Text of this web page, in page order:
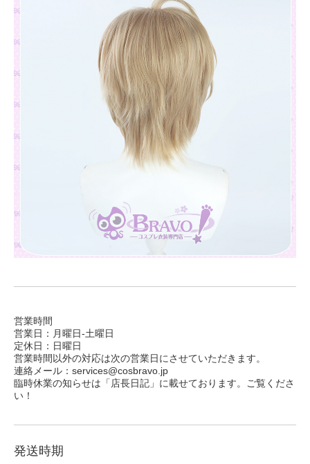
営業時間
営業日：月曜日-土曜日
定休日：日曜日
営業時間以外の対応は次の営業日にさせていただきます。
連絡メール：services@cosbravo.jp
臨時休業の知らせは「店長日記」に載せております。ご覧くださ
い！
発送時期